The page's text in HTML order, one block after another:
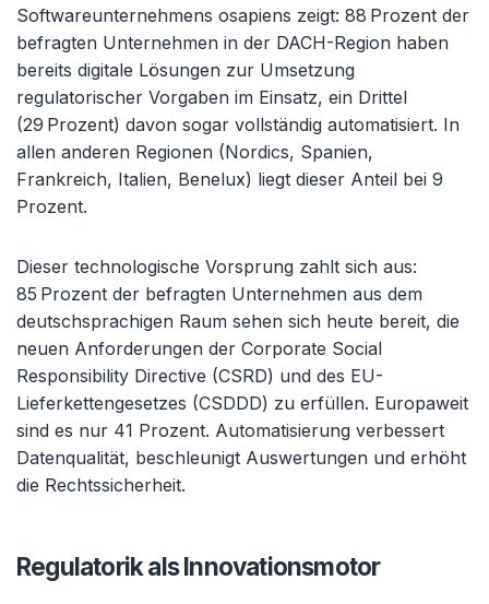
Softwareunternehmens osapiens zeigt: 88 Prozent der
befragten Unternehmen in der DACH-Region haben
bereits digitale Lösungen zur Umsetzung
regulatorischer Vorgaben im Einsatz, ein Drittel
(29 Prozent) davon sogar vollständig automatisiert. In
allen anderen Regionen (Nordics, Spanien,
Frankreich, Italien, Benelux) liegt dieser Anteil bei 9
Prozent.
Dieser technologische Vorsprung zahlt sich aus:
85 Prozent der befragten Unternehmen aus dem
deutschsprachigen Raum sehen sich heute bereit, die
neuen Anforderungen der Corporate Social
Responsibility Directive (CSRD) und des EU-
Lieferkettengesetzes (CSDDD) zu erfüllen. Europaweit
sind es nur 41 Prozent. Automatisierung verbessert
Datenqualität, beschleunigt Auswertungen und erhöht
die Rechtssicherheit.
Regulatorik als Innovationsmotor